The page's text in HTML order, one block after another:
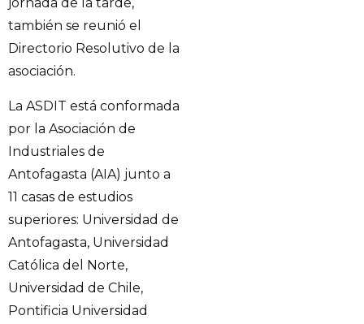
también se reunió el
Directorio Resolutivo de la
asociación.
La ASDIT está conformada
por la Asociación de
Industriales de
Antofagasta (AIA) junto a
11 casas de estudios
superiores: Universidad de
Antofagasta, Universidad
Católica del Norte,
Universidad de Chile,
Pontificia Universidad